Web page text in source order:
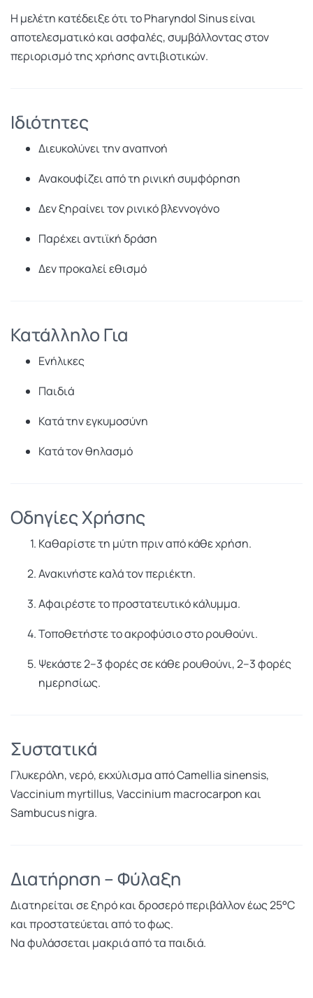
Η μελέτη κατέδειξε ότι το Pharyndol Sinus είναι
αποτελεσματικό και ασφαλές, συμβάλλοντας στον
περιορισμό της χρήσης αντιβιοτικών.
Ιδιότητες
Διευκολύνει την αναπνοή
Ανακουφίζει από τη ρινική συμφόρηση
Δεν ξηραίνει τον ρινικό βλεννογόνο
Παρέχει αντιϊκή δράση
Δεν προκαλεί εθισμό
Κατάλληλο Για
Ενήλικες
Παιδιά
Κατά την εγκυμοσύνη
Κατά τον θηλασμό
Οδηγίες Χρήσης
Καθαρίστε τη μύτη πριν από κάθε χρήση.
Ανακινήστε καλά τον περιέκτη.
Αφαιρέστε το προστατευτικό κάλυμμα.
Τοποθετήστε το ακροφύσιο στο ρουθούνι.
Ψεκάστε 2–3 φορές σε κάθε ρουθούνι, 2–3 φορές
ημερησίως.
Συστατικά
Γλυκερόλη, νερό, εκχύλισμα από Camellia sinensis,
Vaccinium myrtillus, Vaccinium macrocarpon και
Sambucus nigra.
Διατήρηση – Φύλαξη
Διατηρείται σε ξηρό και δροσερό περιβάλλον έως 25°C
και προστατεύεται από το φως.
Να φυλάσσεται μακριά από τα παιδιά.